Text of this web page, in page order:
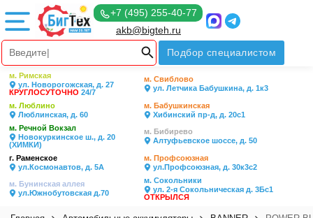
+7 (495) 255-40-77
akb@bigteh.ru
Подбор специалистом
м. Римская
ул. Новорогожская, д. 27
КРУГЛОСУТОЧНО 24/7
м. Свиблово
ул. Летчика Бабушкина, д. 1к3
м. Люблино
Люблинская, д. 60
м. Бабушкинская
Хибинский пр-д, д. 20с1
м. Речной Вокзал
Новокуркинское ш., д. 20
(ХИМКИ)
м. Бибирево
Алтуфьевское шоссе, д. 50
г. Раменское
ул.Космонавтов, д. 5А
м. Профсоюзная
ул.Профсоюзная, д. 30к3с2
м. Бунинская аллея
ул.Южнобутовская д.70
м. Сокольники
ул. 2-я Сокольническая д. 3Бс1
ОТКРЫЛСЯ